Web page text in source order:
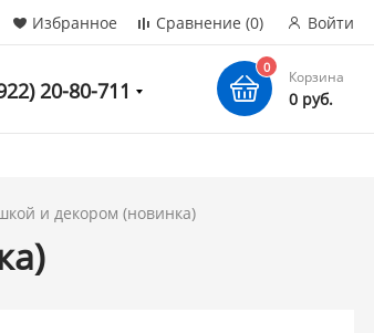
Избранное Сравнение (0) Войти
20-80-711
0
Корзина
0 руб.
и декором (новинка)